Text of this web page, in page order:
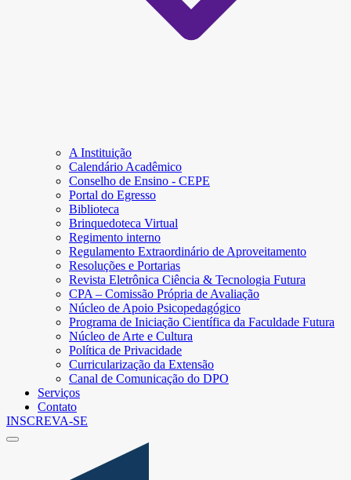
A Instituição
Calendário Acadêmico
Conselho de Ensino - CEPE
Portal do Egresso
Biblioteca
Brinquedoteca Virtual
Regimento interno
Regulamento Extraordinário de Aproveitamento
Resoluções e Portarias
Revista Eletrônica Ciência & Tecnologia Futura
CPA – Comissão Própria de Avaliação
Núcleo de Apoio Psicopedagógico
Programa de Iniciação Científica da Faculdade Futura
Núcleo de Arte e Cultura
Política de Privacidade
Curricularização da Extensão
Canal de Comunicação do DPO
Serviços
Contato
INSCREVA-SE